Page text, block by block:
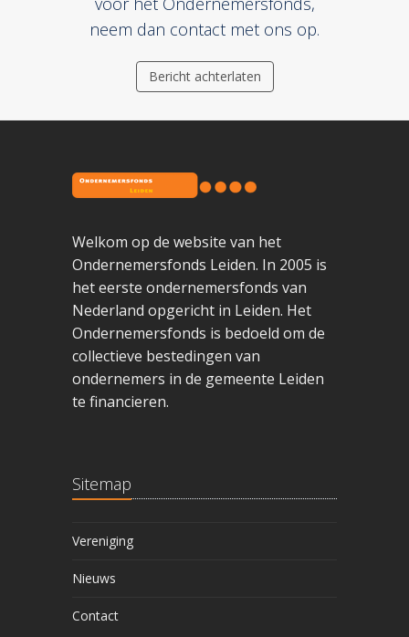
neem dan contact met ons op.
Bericht achterlaten
Welkom op de website van het
Ondernemersfonds Leiden. In 2005 is
het eerste ondernemersfonds van
Nederland opgericht in Leiden. Het
Ondernemersfonds is bedoeld om de
collectieve bestedingen van
ondernemers in de gemeente Leiden
te financieren.
Sitemap
Vereniging
Nieuws
Contact